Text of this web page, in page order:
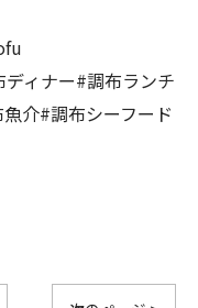
ィナー#調布ランチ
介#調布シーフード